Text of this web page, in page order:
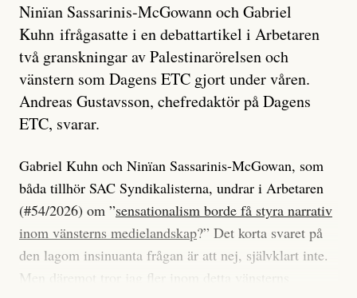
Ninïan Sassarinis-McGowann och Gabriel
Kuhn ifrågasatte i en debattartikel i Arbetaren
två granskningar av Palestinarörelsen och
vänstern som Dagens ETC gjort under våren.
Andreas Gustavsson, chefredaktör på Dagens
ETC, svarar.
Gabriel Kuhn och Ninïan Sassarinis-McGowan, som
båda tillhör SAC Syndikalisterna, undrar i Arbetaren
(#54/2026) om ”sensationalism borde få styra narrativ
inom vänsterns medielandskap?” Det korta svaret på
den lagom insinuanta frågan är att nej, självklart inte.
Men däremot tror jag fler inom detta vänsterns